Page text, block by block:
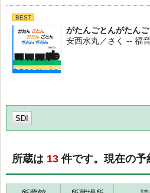
BEST
がたんごとんがたん
安西水丸／さく -- 福
SDI
所蔵は 13 件です。現在の予